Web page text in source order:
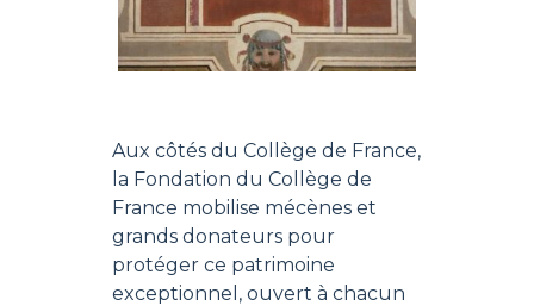
Aux côtés du Collège de France,
la Fondation du Collège de
France mobilise mécènes et
grands donateurs pour
protéger ce patrimoine
exceptionnel, ouvert à chacun